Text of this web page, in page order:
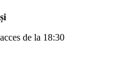
de la 18:30